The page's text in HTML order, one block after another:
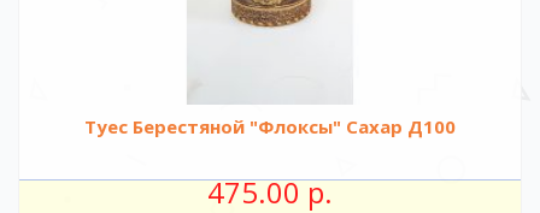
Туес Берестяной "Флоксы" Сахар Д100
475.00 р.